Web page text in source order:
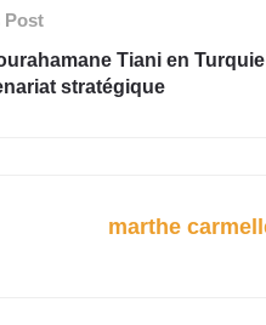
Post
Tiani en
stratégique
marthe